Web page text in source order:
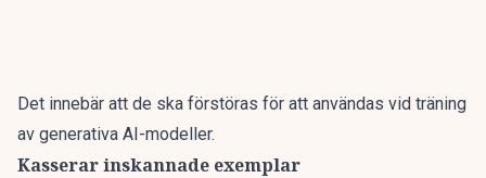
Det innebär att de ska förstöras för att användas vid träning
av generativa AI-modeller.
Kasserar inskannade exemplar